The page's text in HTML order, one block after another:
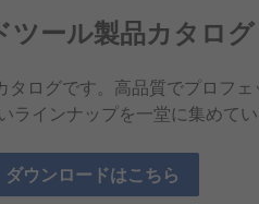
ツール製品カタログ
タログです。高品質でプロフ
ラインナップを一堂に集めてい
ダウンロードはこちら